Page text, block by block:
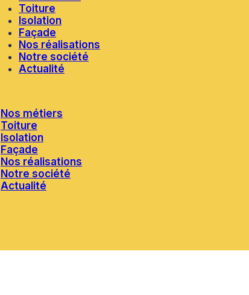
Toiture
Isolation
Façade
Nos réalisations
Notre société
Actualité
Nos métiers
Toiture
Isolation
Façade
Nos réalisations
Notre société
Actualité